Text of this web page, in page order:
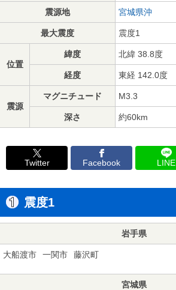
震源地 宮城県沖
最大震度 震度1
位置
緯度 北緯 38.8度
経度 東経 142.0度
震源
マグニチュード M3.3
深さ 約60km
Twitter Facebook LINE
震度1
岩手県
大船渡市 一関市 藤沢町
宮城県